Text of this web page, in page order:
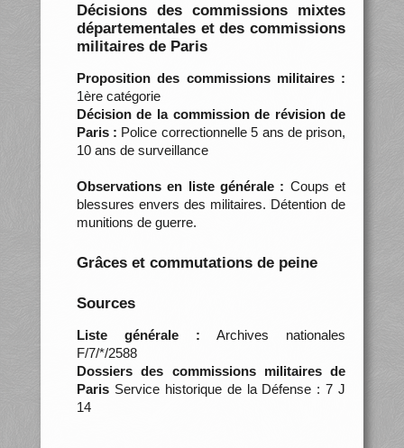
Décisions des commissions mixtes
départementales et des commissions
militaires de Paris
Proposition des commissions militaires :
1ère catégorie
Décision de la commission de révision de
Paris : Police correctionnelle 5 ans de prison,
10 ans de surveillance
Observations en liste générale : Coups et
blessures envers des militaires. Détention de
munitions de guerre.
Grâces et commutations de peine
Sources
Liste générale : Archives nationales
F/7/*/2588
Dossiers des commissions militaires de
ParisService historique de la Défense : 7 J
14